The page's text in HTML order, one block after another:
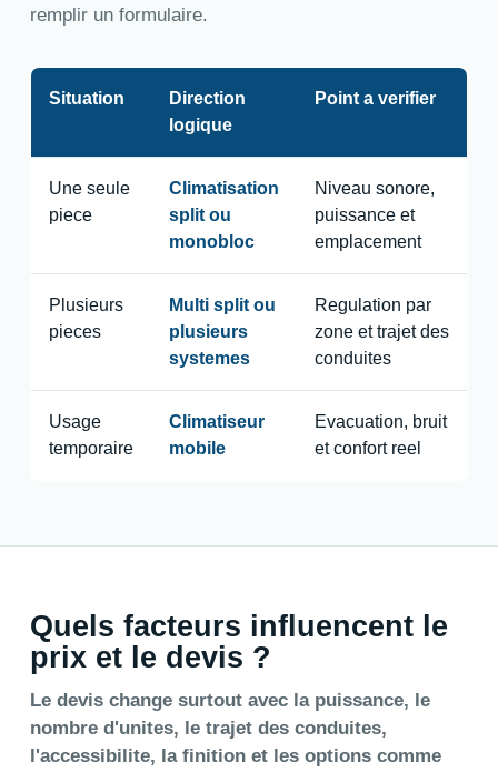
remplir un formulaire.
Situation
Direction
logique
Point a verifier
Une seule
piece
Climatisation
split ou
monobloc
Niveau sonore,
puissance et
emplacement
Plusieurs
pieces
Multi split ou
plusieurs
systemes
Regulation par
zone et trajet des
conduites
Usage
temporaire
Climatiseur
mobile
Evacuation, bruit
et confort reel
Quels facteurs influencent le
prix et le devis ?
Le devis change surtout avec la puissance, le
nombre d'unites, le trajet des conduites,
l'accessibilite, la finition et les options comme